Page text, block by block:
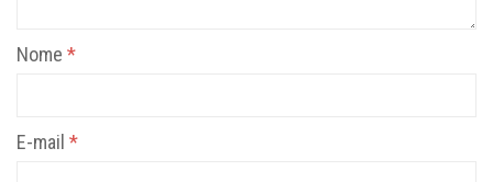
Nome *
E-mail *